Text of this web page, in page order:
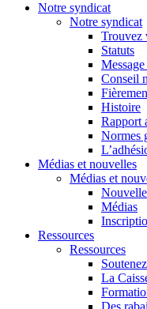
Notre syndicat
Notre syndicat
Trouvez
Statuts
Conseil
Histoire
Rapport
Normes
Médias et nouvelles
Médias et
Médias
Ressources
Ressources
La